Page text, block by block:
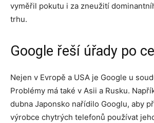
vyměřil pokutu i za zneužití
trhu.
Google řeší úřady po
Nejen v Evropě a USA je Google u
Problémy má také v Asii a Rusku.
dubna Japonsko nařídilo Googlu, aby
výrobce chytrých telefonů používat